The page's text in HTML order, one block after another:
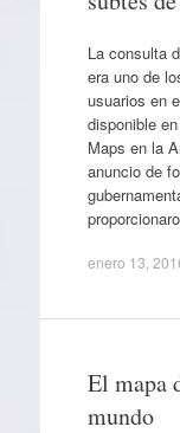
La consulta
era uno de
usuarios en
disponible
Maps en la
anuncio de
enero 13,
El mapa
mundo